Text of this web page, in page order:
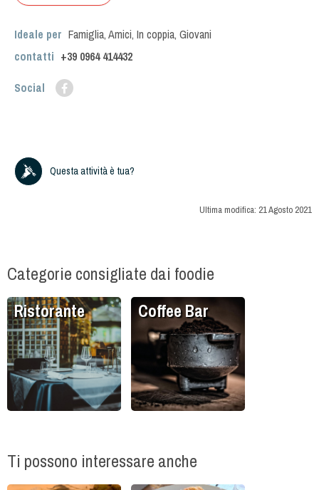
Ideale per Famiglia,Amici, In coppia, Giovani
contatti +39 0964 414432
Social
Questa attività è tua?
Ultima modifica: 21 Agosto 2021
Categorie consigliate dai foodie
Ristorante Coffee Bar
Ti possono interessare anche